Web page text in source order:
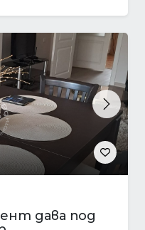
Next
дава под